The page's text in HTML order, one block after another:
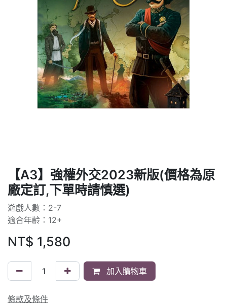
【A3】強權外交2023新版(價格為原
廠定訂,下單時請慎選)
遊戲人數：2-7
適合年齡：12+
NT$ 1,580
加入購物車
條款及條件